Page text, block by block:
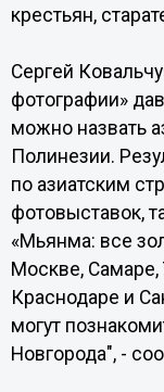
крестьян,
Сергей
фотографии»
можно назвать
Полинезии.
по азиатским
фотовыставок,
«Мьянма: все
Москве, Самаре,
Краснодаре и
могут
Новгорода", -